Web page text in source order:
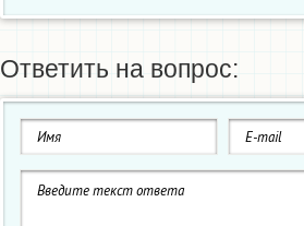
Ответить на вопрос: